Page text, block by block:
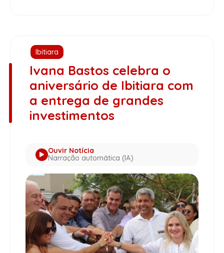
Ibitiara
Ivana Bastos celebra o
aniversário de Ibitiara com
a entrega de grandes
investimentos
Ouvir Notícia
Narração automática (IA)